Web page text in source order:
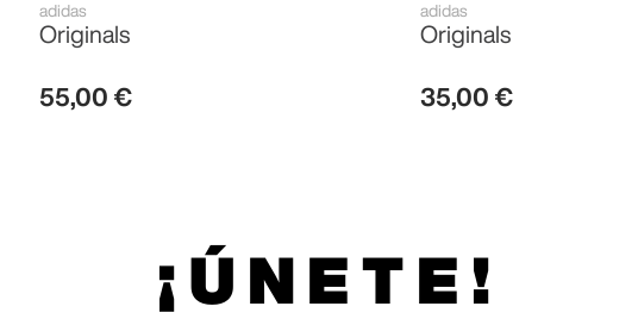
adidas
Originals
55,00 €
adidas
Originals
35,00 €
¡ÚNETE!